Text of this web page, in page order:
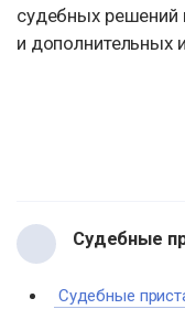
судебных решений
и дополнительных
Судебные